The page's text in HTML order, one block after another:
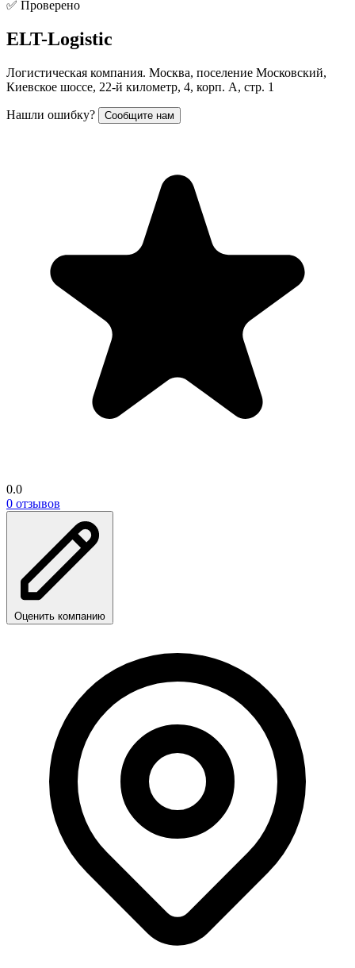
✅ Проверено
ELT-Logistic
Логистическая компания. Москва, поселение Московский,
Киевское шоссе, 22-й километр, 4, корп. А, стр. 1
Нашли ошибку? Сообщите нам
0.0
0 отзывов
Оценить компанию